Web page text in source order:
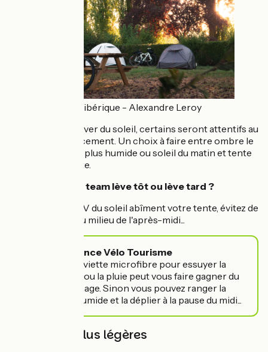
© La Scandibérique - Alexandre Leroy
En fonction du lever du soleil, certains seront attentifs au
choix de l'emplacement. Un choix à faire entre ombre le
matin mais tente plus humide ou soleil du matin et tente
qui sèche plus vite.
Alors vous êtes team lève tôt ou lève tard ?
Sachez que les UV du soleil abîment votre tente, évitez de
la planter au beau milieu de l'après-midi...
📎 Astuce France Vélo Tourisme
Une petite serviette microfibre pour essuyer la
condensation ou la pluie peut vous faire gagner du
temps de séchage. Sinon vous pouvez ranger la
tente même humide et la déplier à la pause du midi...
Des tentes plus légères